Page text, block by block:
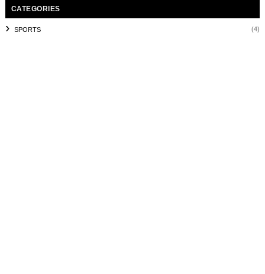
CATEGORIES
SPORTS (4)